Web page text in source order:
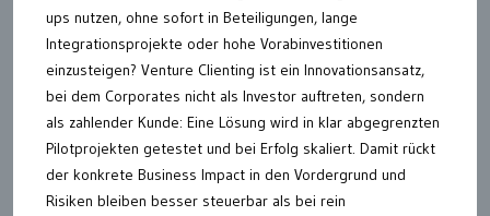
ups nutzen, ohne sofort in Beteiligungen, lange
Integrationsprojekte oder hohe Vorabinvestitionen
einzusteigen? Venture Clienting ist ein Innovationsansatz,
bei dem Corporates nicht als Investor auftreten, sondern
als zahlender Kunde: Eine Lösung wird in klar abgegrenzten
Pilotprojekten getestet und bei Erfolg skaliert. Damit rückt
der konkrete Business Impact in den Vordergrund und
Risiken bleiben besser steuerbar als bei rein